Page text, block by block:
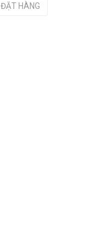
ĐẶT HÀNG